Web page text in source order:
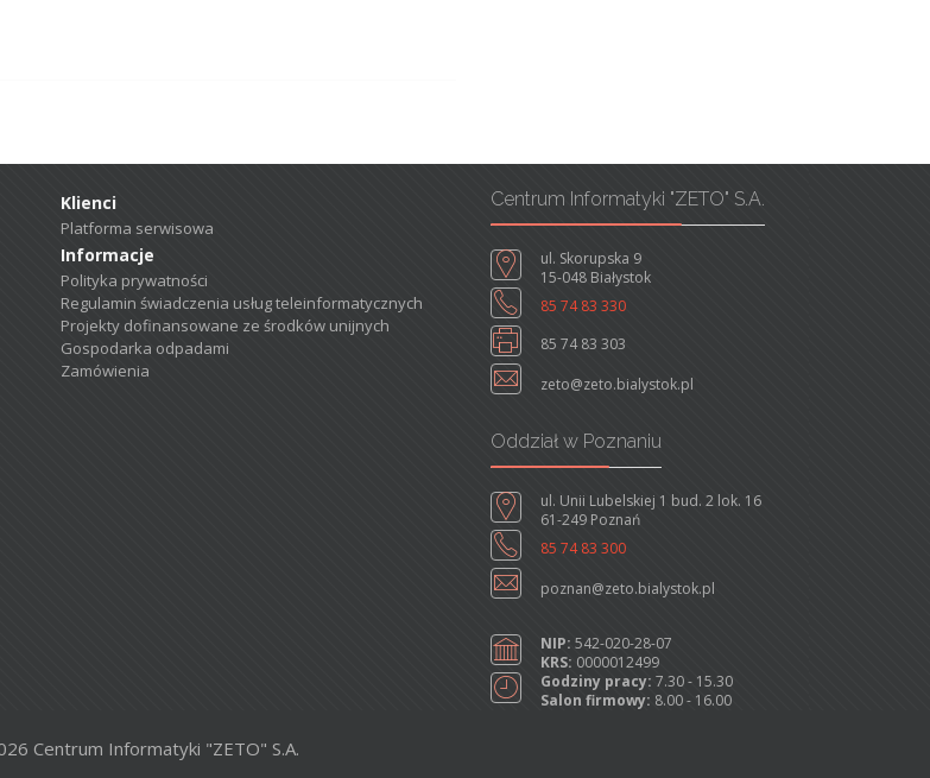
Klienci
Platforma serwisowa
Informacje
Polityka prywatności
Regulamin świadczenia usług teleinformatycznych
Projekty dofinansowane ze środków unijnych
Gospodarka odpadami
Zamówienia
Centrum Informatyki "ZETO" S.A.
ul. Skorupska 9
15-048 Białystok
85 74 83 330
85 74 83 303
zeto@zeto.bialystok.pl
Oddział w Poznaniu
ul. Unii Lubelskiej 1 bud. 2 lok. 16
61-249 Poznań
85 74 83 300
poznan@zeto.bialystok.pl
NIP: 542-020-28-07
KRS: 0000012499
Godziny pracy: 7.30 - 15.30
Salon firmowy: 8.00 - 16.00
Centrum Informatyki "ZETO" S.A.